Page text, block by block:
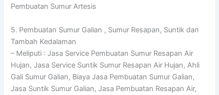
Pembuatan Sumur Artesis
5. Pembuatan Sumur Galian , Sumur Resapan, Suntik dan
Tambah Kedalaman
– Meliputi : Jasa Service Pembuatan Sumur Resapan Air
Hujan, Jasa Service Suntik Sumur Resapan Air Hujan, Ahli
Gali Sumur Galian, Biaya Jasa Pembuatan Sumur Galian,
Jasa Suntik Sumur Galian, Jasa Pembuatan Resapan Air,